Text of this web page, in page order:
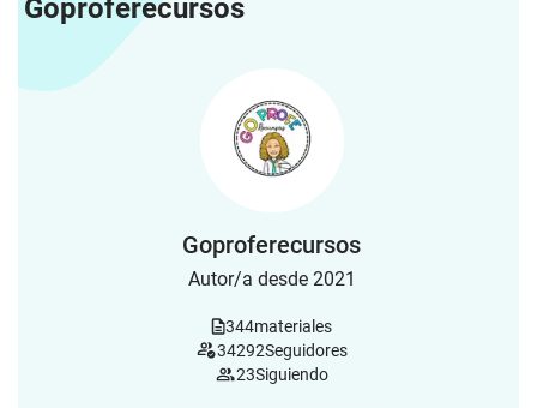
Goproferecursos
Goproferecursos
Autor/a desde 2021
344materiales
34292Seguidores
23Siguiendo